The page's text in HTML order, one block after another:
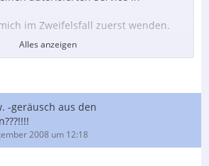
im Zweifelsfall zuerst wenden.
eine reparatur bei audio reference
ja die luxuspreise solcher firmen.
Alles anzeigen
-geräusch aus den
2008 um 12:18